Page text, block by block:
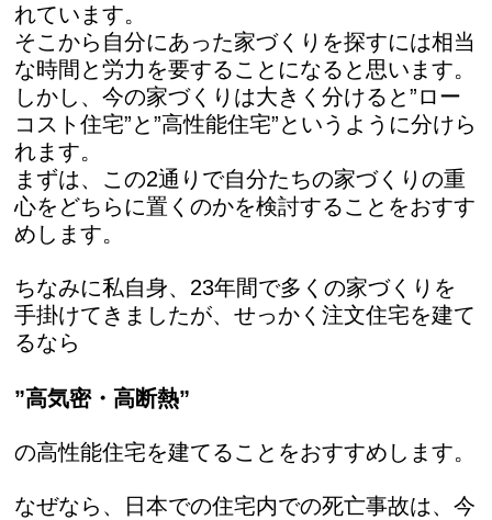
れています。
そこから自分にあった家づくりを探すには相当
な時間と労力を要することになると思います。
しかし、今の家づくりは大きく分けると”ロー
コスト住宅”と”高性能住宅”というように分けら
れます。
まずは、この2通りで自分たちの家づくりの重
心をどちらに置くのかを検討することをおすす
めします。
ちなみに私自身、23年間で多くの家づくりを
手掛けてきましたが、せっかく注文住宅を建て
るなら
”高気密・高断熱”
の高性能住宅を建てることをおすすめします。
なぜなら、日本での住宅内での死亡事故は、今